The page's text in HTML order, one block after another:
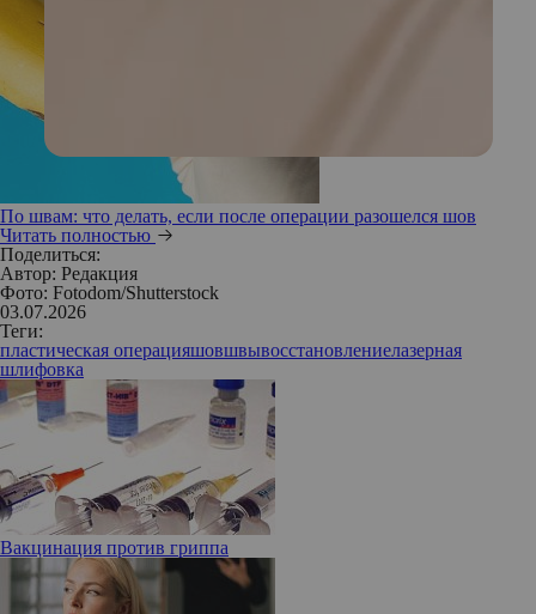
По швам: что делать, если после операции разошелся шов
Читать полностью
Поделиться:
Автор: Редакция
Фото: Fotodom/Shutterstock
03.07.2026
Теги:
пластическая операцияшовшвывосстановлениелазерная
шлифовка
Вакцинация против гриппа